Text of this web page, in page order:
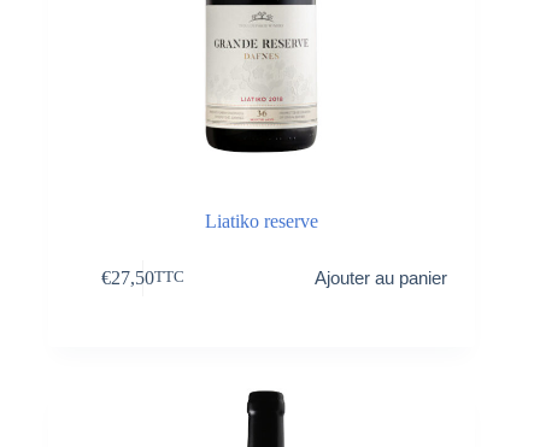
Liatiko reserve
€27,50TTC Ajouter au panier